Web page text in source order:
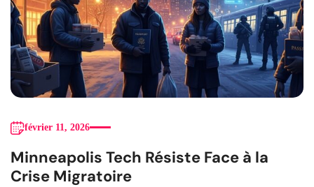
février 11, 2026
Minneapolis Tech Résiste Face à la
Crise Migratoire